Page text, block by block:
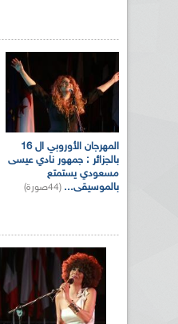
المهرجان الأوروبي ال 16
بالجزائر : جمهور نادي عيسى
مسعودي يستمتع
بالموسيقى... (44صورة)